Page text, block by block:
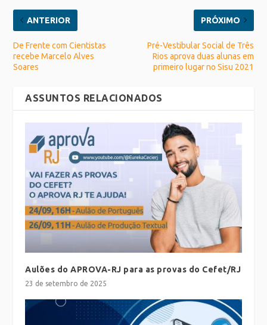
ANTERIOR
De Frente com Cientistas
recebe Marcelo Alves
Soares
PRÓXIMO
Pré-Vestibular Social de Três
Rios aprova duas alunas em
primeiro lugar no Sisu 2021
ASSUNTOS RELACIONADOS
Aulões do APROVA-RJ para as provas do Cefet/RJ
23 de setembro de 2025